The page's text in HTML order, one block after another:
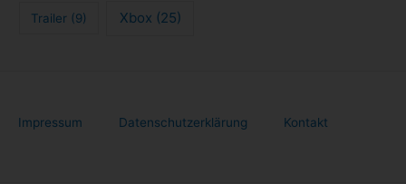
Trailer (9) Xbox (25)
Impressum Datenschutzerklärung Kontakt